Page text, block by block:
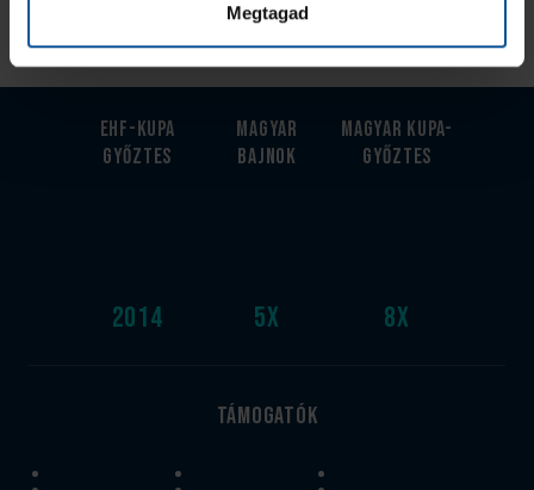
Megtagad
EHF-Kupa
győztes
2014
Magyar
bajnok
5x
Magyar kupa-
győztes
8x
Támogatók